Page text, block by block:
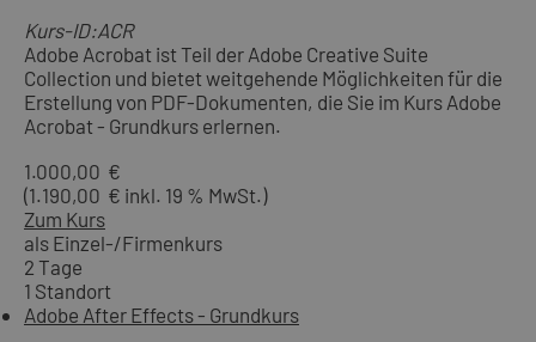
Kurs-ID:ACR
Adobe Acrobat ist Teil der Adobe Creative Suite
Collection und bietet weitgehende Möglichkeiten für die
Erstellung von PDF-Dokumenten, die Sie im Kurs Adobe
Acrobat - Grundkurs erlernen.
1.000,00 €
(1.190,00 € inkl. 19 % MwSt.)
Zum Kurs
als Einzel-/Firmenkurs
2 Tage
1 Standort
Adobe After Effects - Grundkurs